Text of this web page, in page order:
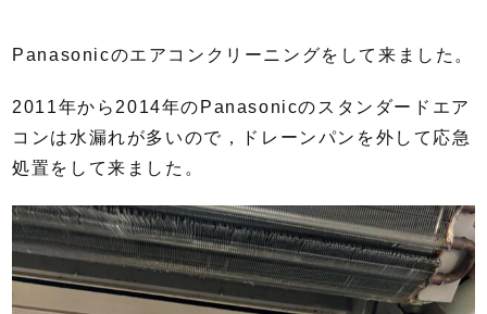
Panasonicのエアコンクリーニングをして来ました。
2011年から2014年のPanasonicのスタンダードエア
コンは水漏れが多いので，ドレーンパンを外して応急
処置をして来ました。